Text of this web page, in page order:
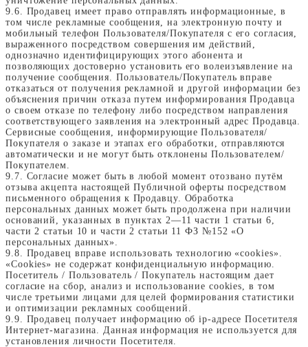
9.6. Продавец имеет право отправлять информационные, в
том числе рекламные сообщения, на электронную почту и
мобильный телефон Пользователя/Покупателя с его согласия,
выраженного посредством совершения им действий,
однозначно идентифицирующих этого абонента и
позволяющих достоверно установить его волеизъявление на
получение сообщения. Пользователь/Покупатель вправе
отказаться от получения рекламной и другой информации без
объяснения причин отказа путем информирования Продавца
о своем отказе по телефону либо посредством направления
соответствующего заявления на электронный адрес Продавца.
Сервисные сообщения, информирующие Пользователя/
Покупателя о заказе и этапах его обработки, отправляются
автоматически и не могут быть отклонены Пользователем/
Покупателем.
9.7. Согласие может быть в любой момент отозвано путём
отзыва акцепта настоящей Публичной оферты посредством
письменного обращения к Продавцу. Обработка
персональных данных может быть продолжена при наличии
оснований, указанных в пунктах 2—11 части 1 статьи 6,
части 2 статьи 10 и части 2 статьи 11 ФЗ №152 «О
персональных данных».
9.8. Продавец вправе использовать технологию «cookies».
«Cookies» не содержат конфиденциальную информацию.
Посетитель / Пользователь / Покупатель настоящим дает
согласие на сбор, анализ и использование cookies, в том
числе третьими лицами для целей формирования статистики
и оптимизации рекламных сообщений.
9.9. Продавец получает информацию об ip-адресе Посетителя
Интернет-магазина. Данная информация не используется для
установления личности Посетителя.